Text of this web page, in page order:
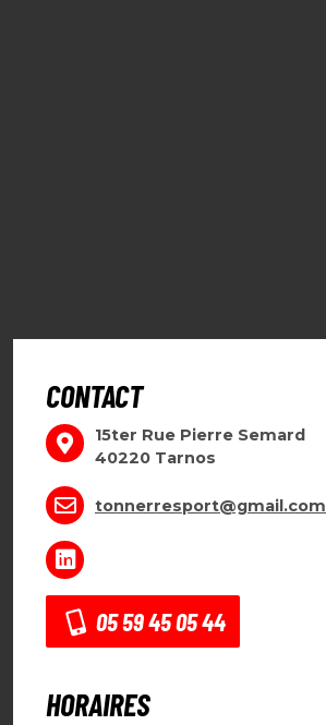
CONTACT
15ter Rue Pierre Semard
40220 Tarnos
tonnerresport@gmail.com
05 59 45 05 44
HORAIRES